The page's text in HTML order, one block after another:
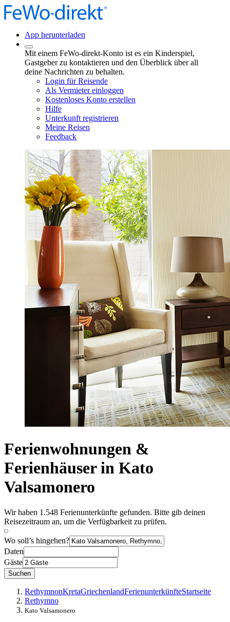
App herunterladen
Mit einem FeWo-direkt-Konto ist es ein Kinderspiel,
Gastgeber zu kontaktieren und den Überblick über all
deine Nachrichten zu behalten.
Login für Reisende
Als Vermieter einloggen
Kostenloses Konto erstellen
Hilfe
Unterkunft registrieren
Meine Reisen
Feedback
Ferienwohnungen &
Ferienhäuser in Kato
Valsamonero
Wir haben 1.548 Ferienunterkünfte gefunden. Bitte gib deinen
Reisezeitraum an, um die Verfügbarkeit zu prüfen.
Wo soll’s hingehen?
Daten
Gäste
Suchen
RethymnonKretaGriechenlandFerienunterkünfteStartseite
Rethymno
Kato Valsamonero